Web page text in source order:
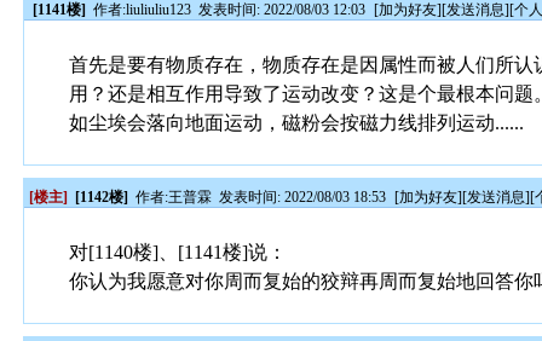
[1141楼] 作者:liuliuliu123 发表时间: 2022/08/03 12:03 [加为好友][发送消息][个
首先是要有物质存在，物质存在是因属性而被人们所
用？还是相互作用导致了运动改变？这是个最根本问
如尘埃会落向地面运动，磁粉会按磁力线排列运动......
[楼主] [1142楼] 作者:王普霖 发表时间: 2022/08/03 18:53 [加为好友][发送消息][
对[1140楼]、[1141楼]说：
你认为我愿意对你周而复始的狡辩再周而复始地回答你